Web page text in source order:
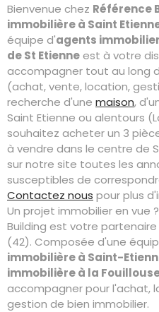
Bienvenue chez Référence
immobilière à Saint
équipe d'agents
de St Etienneest à votre
accompagner tout au long
(achat, vente, location,
recherche d'une maison,
Saint Etienne ou alentours
souhaitez acheter un 3
à vendre dans le centre de
sur notre site toutes les
susceptibles de
Contactez nous pour plus
Un projet immobilier en vue
Building est votre partenaire
(42). Composée d'une
immobilière à Saint-
immobilière à la
accompagner pour l'achat,
gestion de bien immobilier.